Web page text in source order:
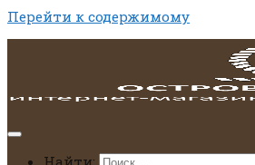
Перейти к содержимому
Найти: